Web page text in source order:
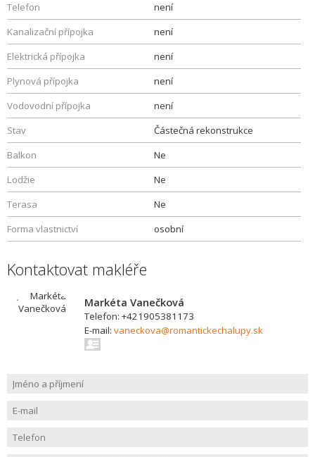
Telefon
není
Kanalizační přípojka
není
Elektrická přípojka
není
Plynová přípojka
není
Vodovodní přípojka
není
Stav
Částečná rekonstrukce
Balkon
Ne
Lodžie
Ne
Terasa
Ne
Forma vlastnictví
osobní
Kontaktovat makléře
Markéta Vanečková
Telefon: +421905381173
E-mail: vaneckova@romantickechalupy.sk